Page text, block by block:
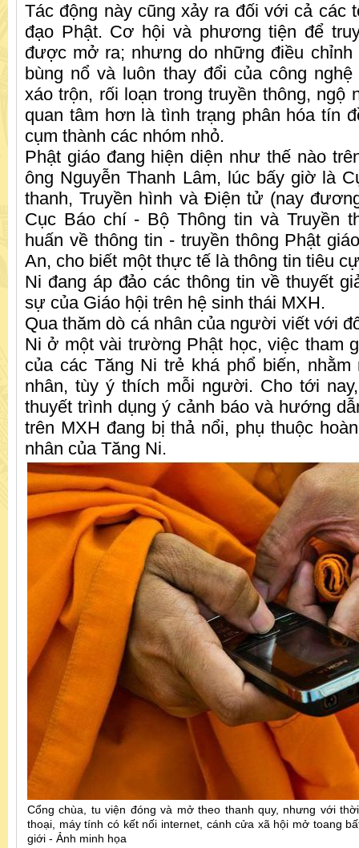
Tác động này cũng xảy ra đối với cả các
đạo Phật. Cơ hội và phương tiện để
được mở ra; nhưng do những điều
bùng nổ và luôn thay đổi của công
xáo trộn, rối loạn trong truyền thông, ngộ
quan tâm hơn là tình trạng phân hóa tín
cụm thành các nhóm nhỏ.
Phật giáo đang hiện diện như thế nào
ông Nguyễn Thanh Lâm, lúc bấy giờ là
thanh, Truyền hình và Điện tử (nay
Cục Báo chí - Bộ Thông tin và Truyền
huấn về thông tin - truyền thông Phật
An, cho biết một thực tế là thông tin tiêu
Ni đang áp đảo các thông tin về thuyết
sự của Giáo hội trên hệ sinh thái MXH.
Qua thăm dò cá nhân của người viết với
Ni ở một vài trường Phật học, việc tham
của các Tăng Ni trẻ khá phổ biến,
nhân, tùy ý thích mỗi người. Cho tới
thuyết trình dụng ý cảnh báo và hướng
trên MXH đang bị thả nổi, phụ thuộc
nhân của Tăng Ni.
Cổng chùa, tu viện đóng và mở theo thanh quy, nhưng với
thoại, máy tính có kết nối internet, cánh cửa xã hội mở toang
giới - Ảnh minh họa